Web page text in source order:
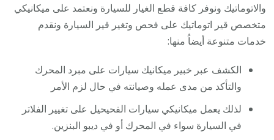
والاتوماتيك ونوفر كافة قطع الغيار للسيارة ونعتمد على ميكانيكي
متخصص قير اتوماتيك على فحص وتغير قير السيارة ونقدم
خدمات متنوعة أيضاُ منها:
الكشف عبر خبير ميكانيك سيارات على مبرد المحرك
والتأكد من مدى عمله وصيانته في حال لزم الأمر
لذلك يعمل ميكانيكي سيارات الفحيحيل على تغيير الفلاتر
في السيارة سواء في المحرك أو في ديبو البنزين.